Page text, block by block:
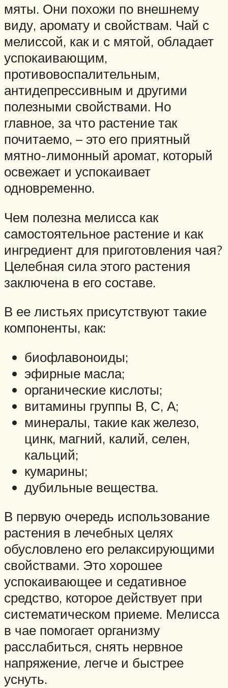
мяты. Они похожи по внешнему
виду, аромату и свойствам. Чай с
мелиссой, как и с мятой, обладает
успокаивающим,
противовоспалительным,
антидепрессивным и другими
полезными свойствами. Но
главное, за что растение так
почитаемо, – это его приятный
мятно-лимонный аромат, который
освежает и успокаивает
одновременно.
Чем полезна мелисса как
самостоятельное растение и как
ингредиент для приготовления чая?
Целебная сила этого растения
заключена в его составе.
В ее листьях присутствуют такие
компоненты, как:
биофлавоноиды;
эфирные масла;
органические кислоты;
витамины группы В, С, А;
минералы, такие как железо,
цинк, магний, калий, селен,
кальций;
кумарины;
дубильные вещества.
В первую очередь использование
растения в лечебных целях
обусловлено его релаксирующими
свойствами. Это хорошее
успокаивающее и седативное
средство, которое действует при
систематическом приеме. Мелисса
в чае помогает организму
расслабиться, снять нервное
напряжение, легче и быстрее
уснуть.